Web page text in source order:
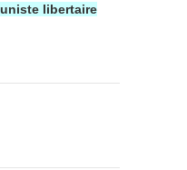
libertaire